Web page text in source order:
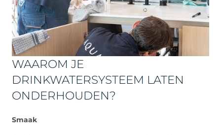
WAAROM JE
DRINKWATERSYSTEEM LATEN
ONDERHOUDEN?
Smaak